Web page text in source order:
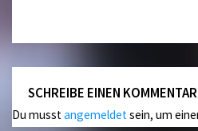
SCHREIBE EINEN KOMMENTAR
Du musstangemeldetsein, um